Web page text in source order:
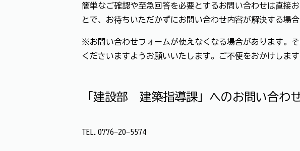
簡単なご確認や至急回答を必要とするお問い合わせは直接
とで、お待ちいただかずにお問い合わせ内容が解決する場合
※お問い合わせフォームが使えなくなる場合があります。
くださいますようお願いいたします。ご不便をおかけしま
「建設部 建築指導課」へのお問い合わ
TEL.0776-20-5574